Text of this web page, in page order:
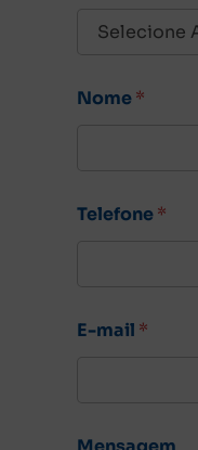
Nome*
Telefone*
E-mail *